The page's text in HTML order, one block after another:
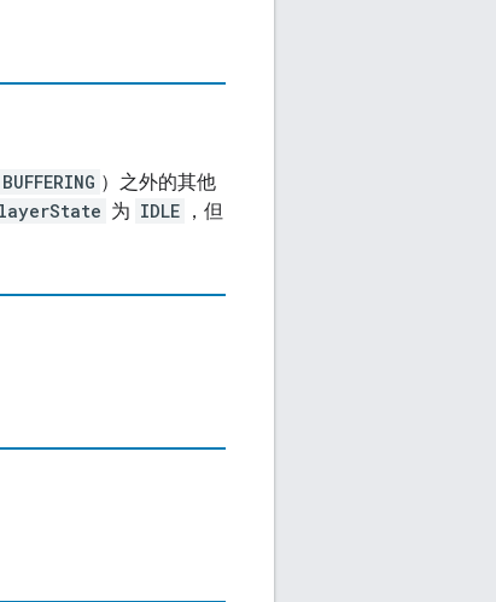
BUFFERING ）之外的其他
为 IDLE ，但